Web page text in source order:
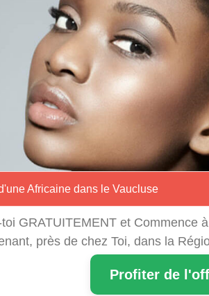
Africaine dans le Vaucluse
GRATUITEMENT et Commence
près de chez Toi, dans la
Profiter de